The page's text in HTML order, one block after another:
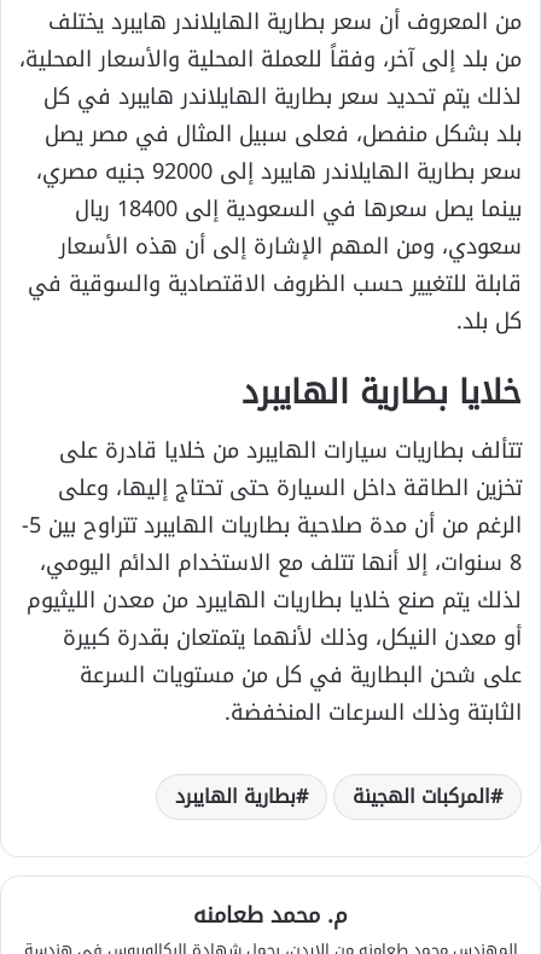
من المعروف أن سعر بطارية الهايلاندر هايبرد يختلف
من بلد إلى آخر، وفقاً للعملة المحلية والأسعار المحلية،
لذلك يتم تحديد سعر بطارية الهايلاندر هايبرد في كل
بلد بشكل منفصل، فعلى سبيل المثال في مصر يصل
سعر بطارية الهايلاندر هايبرد إلى 92000 جنيه مصري،
بينما يصل سعرها في السعودية إلى 18400 ريال
سعودي، ومن المهم الإشارة إلى أن هذه الأسعار
قابلة للتغيير حسب الظروف الاقتصادية والسوقية في
كل بلد.
خلايا بطارية الهايبرد
تتألف بطاريات سيارات الهايبرد من خلايا قادرة على
تخزين الطاقة داخل السيارة حتى تحتاج إليها، وعلى
الرغم من أن مدة صلاحية بطاريات الهايبرد تتراوح بين 5-
8 سنوات، إلا أنها تتلف مع الاستخدام الدائم اليومي،
لذلك يتم صنع خلايا بطاريات الهايبرد من معدن الليثيوم
أو معدن النيكل، وذلك لأنهما يتمتعان بقدرة كبيرة
على شحن البطارية في كل من مستويات السرعة
الثابتة وذلك السرعات المنخفضة.
المركبات الهجينة بطارية الهايبرد
م. محمد طعامنه